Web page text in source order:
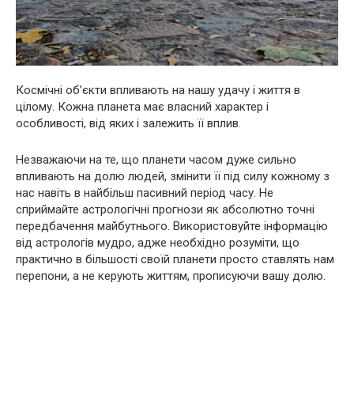
Космічні об’єкти впливають на нашу удачу і життя в
цілому. Кожна планета має власний характер і
особливості, від яких і залежить її вплив.
Незважаючи на те, що планети часом дуже сильно
впливають на долю людей, змінити її під силу кожному з
нас навіть в найбільш пасивний період часу. Не
сприймайте астрологічні прогнози як абсолютно точні
передбачення майбутнього. Використовуйте інформацію
від астрологів мудро, адже необхідно розуміти, що
практично в більшості своїй планети просто ставлять нам
перепони, а не керують життям, прописуючи вашу долю.